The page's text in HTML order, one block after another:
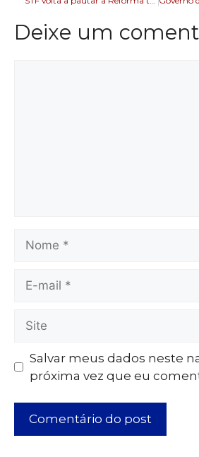
Deixe um
Salvar meus dados neste
próxima vez que eu